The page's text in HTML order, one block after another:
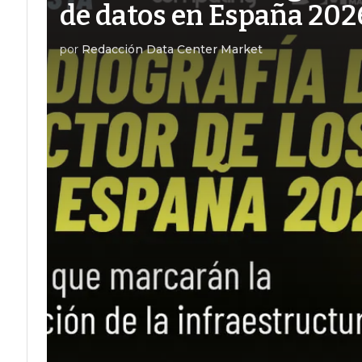
de datos en España
por Redacción Data Center Market